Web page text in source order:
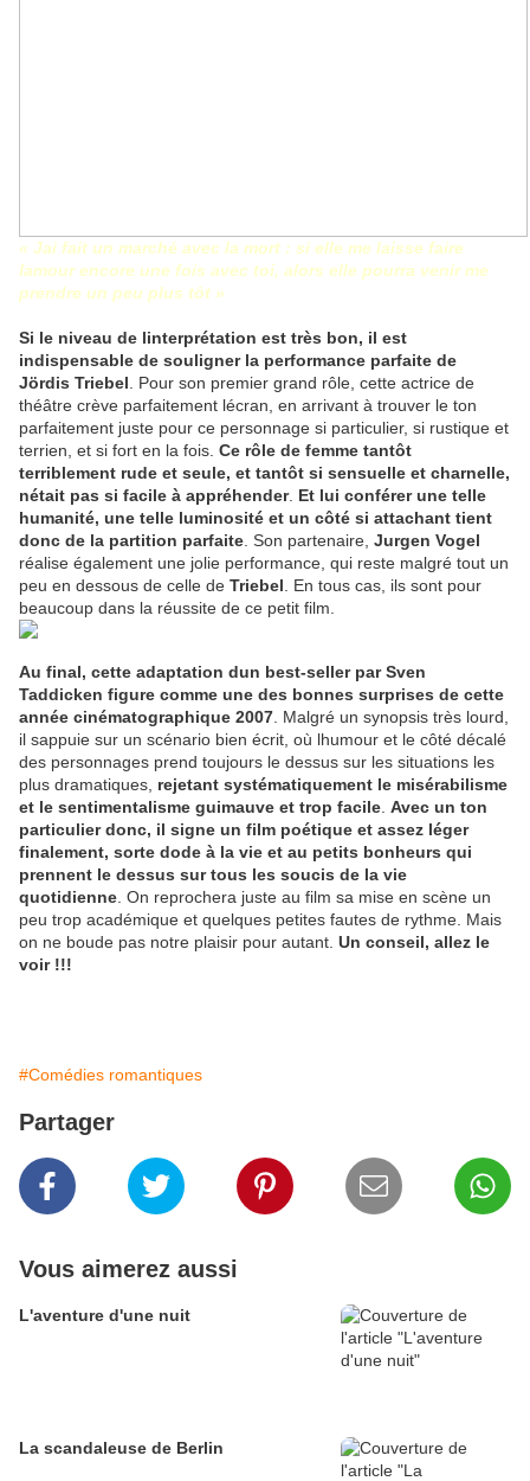
« Jai fait un marché avec la mort : si elle me laisse faire
lamour encore une fois avec toi, alors elle pourra venir me
prendre un peu plus tôt »
Si le niveau de linterprétation est très bon, il est
indispensable de souligner la performance parfaite de
Jördis Triebel . Pour son premier grand rôle, cette actrice de
théâtre crève parfaitement lécran, en arrivant à trouver le ton
parfaitement juste pour ce personnage si particulier, si rustique et
terrien, et si fort en la fois. Ce rôle de femme tantôt
terriblement rude et seule, et tantôt si sensuelle et charnelle,
nétait pas si facile à appréhender. Et lui conférer une telle
humanité, une telle luminosité et un côté si attachant tient
donc de la partition parfaite . Son partenaire, Jurgen Vogel
réalise également une jolie performance, qui reste malgré tout un
peu en dessous de celle de Triebel . En tous cas, ils sont pour
beaucoup dans la réussite de ce petit film.
Au final, cette adaptation dun best-seller par Sven
Taddicken figure comme une des bonnes surprises de cette
année cinématographique 2007 . Malgré un synopsis très lourd,
il sappuie sur un scénario bien écrit, où lhumour et le côté décalé
des personnages prend toujours le dessus sur les situations les
plus dramatiques, rejetant systématiquement le misérabilisme
et le sentimentalisme guimauve et trop facile Avec un ton
particulier donc, il signe un film poétique et assez léger
finalement, sorte dode à la vie et au petits bonheurs qui
prennent le dessus sur tous les soucis de la vie
quotidienne . On reprochera juste au film sa mise en scène un
peu trop académique et quelques petites fautes de rythme. Mais
on ne boude pas notre plaisir pour autant. Un conseil, allez le
voir !!!
#Comédies romantiques
Partager
Vous aimerez aussi
L'aventure d'une nuit
La scandaleuse de Berlin